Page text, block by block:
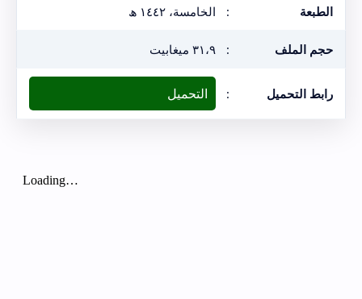
الطبعة : الخامسة، ١٤٤٢ ھ
حجم الملف : ٣١،٩ ميغابيت
رابط التحميل : التحميل